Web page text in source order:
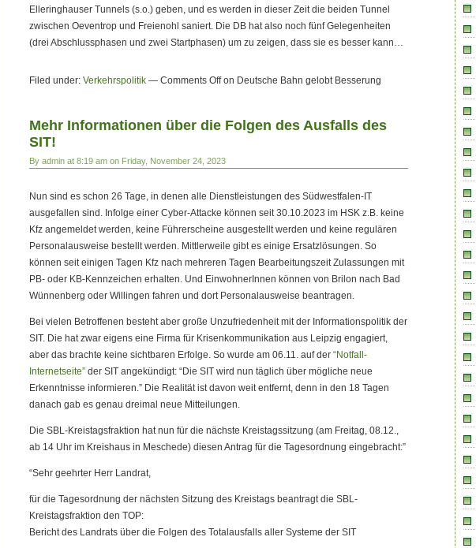
Elleringhauser Tunnels (s.o.) geben, und es werden in dieser Zeit die beiden Tunnel
zwischen Oeventrop und Freienohl saniert. Die DB hat also noch fünf Gelegenheiten
(drei Abschlussphasen und zwei Startphasen) um zu zeigen, dass sie es besser kann…
Filed under: Verkehrspolitik — Comments Offon Deutsche Bahn gelobt Besserung
Mehr Informationen über die Folgen des Ausfalls des
SIT!
By admin at 8:19 am on Friday, November 24, 2023
Nun sind es schon 26 Tage, in denen alle Dienstleistungen des Südwestfalen-IT
ausgefallen sind. Infolge einer Cyber-Attacke können seit 30.10.2023 im HSK z.B. keine
Kfz angemeldet werden, keine Führerscheine ausgestellt werden und keine regulären
Personalausweise bestellt werden. Mittlerweile gibt es einige Ersatzlösungen. So
können seit einigen Tagen Kfz nach mehreren Tagen Bearbeitungszeit Zulassungen mit
PB- oder KB-Kennzeichen erhalten. Und EinwohnerInnen können von Brilon nach Bad
Wünnenberg oder Willingen fahren und dort Personalausweise beantragen.
Bei vielen Betroffenen besteht aber große Unzufriedenheit mit der Informationspolitik der
SIT. Die hat zwar eigens eine Firma für Krisenkommunikation aus Leipzig engagiert,
aber das brachte keine sichtbaren Erfolge. So wurde am 06.11. auf der “Notfall-
Internetseite” der SIT angekündigt: “Die SIT wird nun täglich über mögliche neue
Erkenntnisse informieren.” Die Realität ist davon weit entfernt, denn in den 18 Tagen
danach gab es genau dreimal neue Mitteilungen.
Die SBL-Kreistagsfraktion hat nun für die nächste Kreistagssitzung (am Freitag, 08.12.,
ab 14 Uhr im Kreishaus in Meschede) diesen Antrag für die Tagesordnung eingebracht:”
“Sehr geehrter Herr Landrat,
für die Tagesordnung der nächsten Sitzung des Kreistags beantragt die SBL-
Kreistagsfraktion den TOP:
Bericht des Landrats über die Folgen des Totalausfalls aller Systeme der SIT